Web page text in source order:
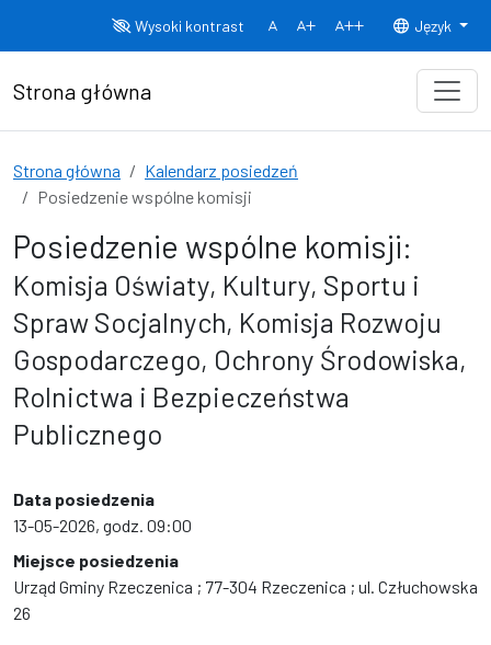
Wysoki kontrast
Normalny rozmiar czcionki
Rozmiar czcionki 150% Rozmiar
Język
Strona główna
Strona główna
Kalendarz posiedzeń
Posiedzenie wspólne komisji
Posiedzenie wspólne komisji:
Komisja Oświaty, Kultury, Sportu i
Spraw Socjalnych, Komisja Rozwoju
Gospodarczego, Ochrony Środowiska,
Rolnictwa i Bezpieczeństwa
Publicznego
Data posiedzenia
13-05-2026, godz. 09:00
Miejsce posiedzenia
Urząd Gminy Rzeczenica ; 77-304 Rzeczenica ; ul. Człuchowska
26